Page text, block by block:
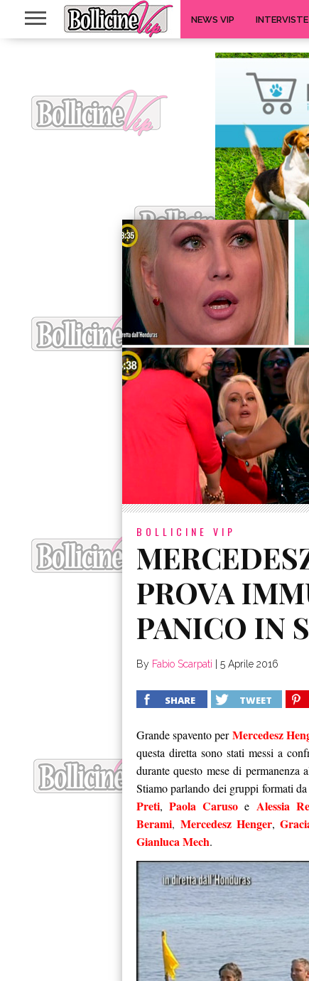
NEWS VIP
BOLLICINE VIP
PROVA
PANICO IN
By Fabio Scarpati 5 Aprile 2016
SHARE TWEET
Grande spavento perMercedesz
questa diretta sono stati messi a
durante questo mese di permanenza
Stiamo parlando dei gruppi formati da
Preti,Paola Caruso e Alessia
Berami, Mercedesz Henger,
Gianluca Mech.